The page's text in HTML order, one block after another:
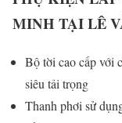
MINH TẠI LÊ
Bộ tời cao cấp với
siêu tải trọng
Thanh phơi sử